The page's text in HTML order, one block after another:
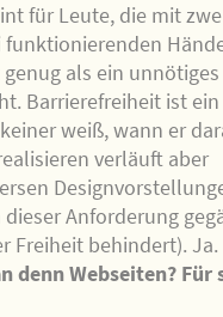
für Leute, die mit
funktionierenden
als ein
Barrierefreiheit ist ein
weiß, wann er
verläuft aber
Anforderung
Freiheit behindert). Ja.
denn Webseiten? Für